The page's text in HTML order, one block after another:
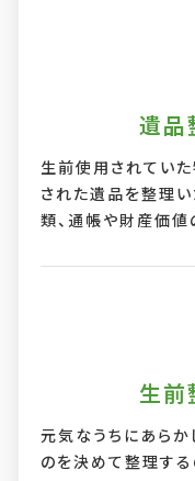
遺品
生前使用されてい
された遺品を整理い
類、通帳や財産価値
生前
元気なうちにあら
のを決めて整理す